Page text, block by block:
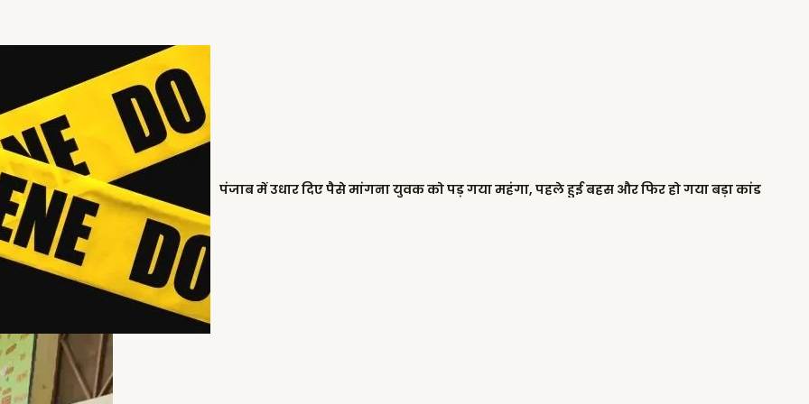
पंजाब में उधार दिए पैसे मांगना युवक को पड़ गया महंगा, पहले हुई बहस और फिर हो गया बड़ा कांड